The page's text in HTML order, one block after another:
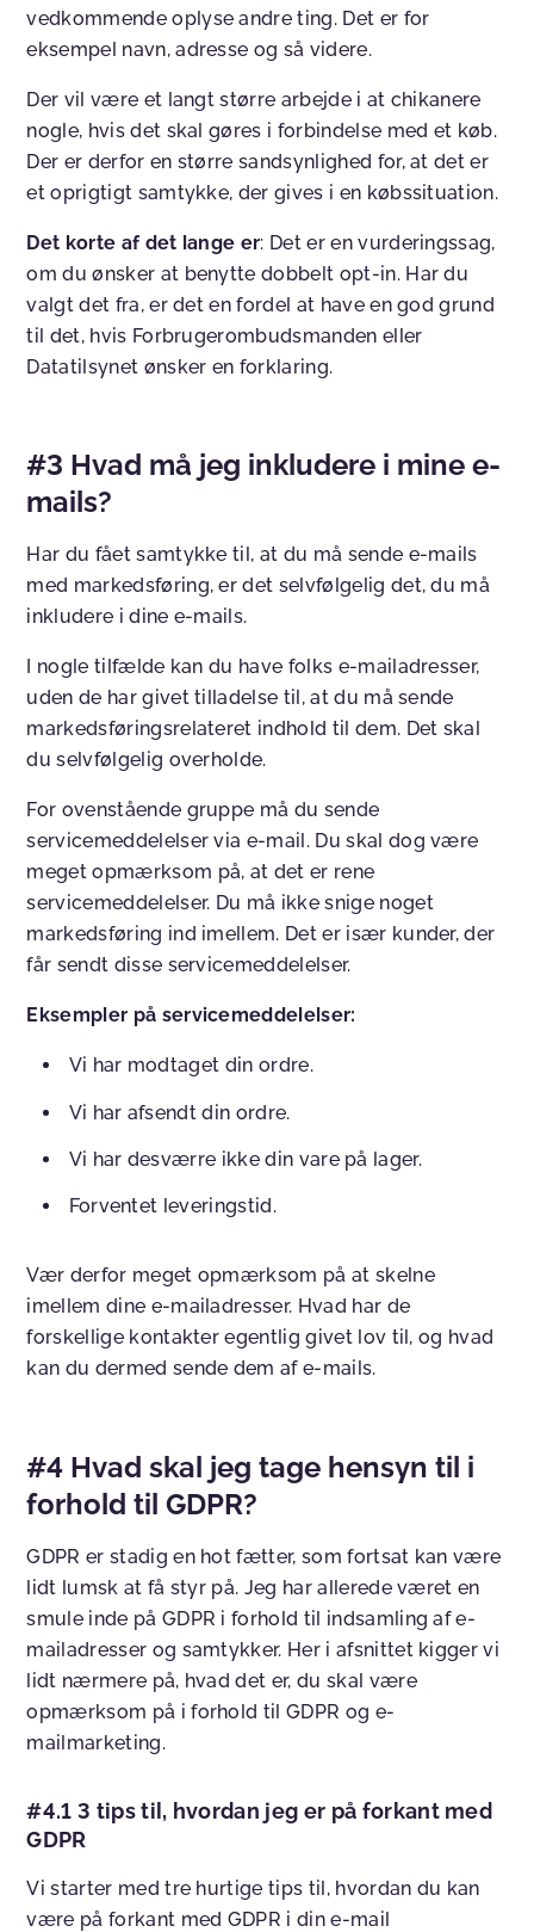
vedkommende oplyse andre ting. Det er for
eksempel navn, adresse og så videre.
Der vil være et langt større arbejde i at chikanere
nogle, hvis det skal gøres i forbindelse med et køb.
Der er derfor en større sandsynlighed for, at det er
et oprigtigt samtykke, der gives i en købssituation.
Det korte af det lange er: Det er en vurderingssag,
om du ønsker at benytte dobbelt opt-in. Har du
valgt det fra, er det en fordel at have en god grund
til det, hvis Forbrugerombudsmanden eller
Datatilsynet ønsker en forklaring.
#3 Hvad må jeg inkludere i mine e-
mails?
Har du fået samtykke til, at du må sende e-mails
med markedsføring, er det selvfølgelig det, du må
inkludere i dine e-mails.
I nogle tilfælde kan du have folks e-mailadresser,
uden de har givet tilladelse til, at du må sende
markedsføringsrelateret indhold til dem. Det skal
du selvfølgelig overholde.
For ovenstående gruppe må du sende
servicemeddelelser via e-mail. Du skal dog være
meget opmærksom på, at det er rene
servicemeddelelser. Du må ikke snige noget
markedsføring ind imellem. Det er især kunder, der
får sendt disse servicemeddelelser.
Eksempler på servicemeddelelser:
Vi har modtaget din ordre.
Vi har afsendt din ordre.
Vi har desværre ikke din vare på lager.
Forventet leveringstid.
Vær derfor meget opmærksom på at skelne
imellem dine e-mailadresser. Hvad har de
forskellige kontakter egentlig givet lov til, og hvad
kan du dermed sende dem af e-mails.
#4 Hvad skal jeg tage hensyn til i
forhold til GDPR?
GDPR er stadig en hot fætter, som fortsat kan være
lidt lumsk at få styr på. Jeg har allerede været en
smule inde på GDPR i forhold til indsamling af e-
mailadresser og samtykker. Her i afsnittet kigger vi
lidt nærmere på, hvad det er, du skal være
opmærksom på i forhold til GDPR og e-
mailmarketing.
#4.1 3 tips til, hvordan jeg er på forkant med
GDPR
Vi starter med tre hurtige tips til, hvordan du kan
være på forkant med GDPR i din e-mail